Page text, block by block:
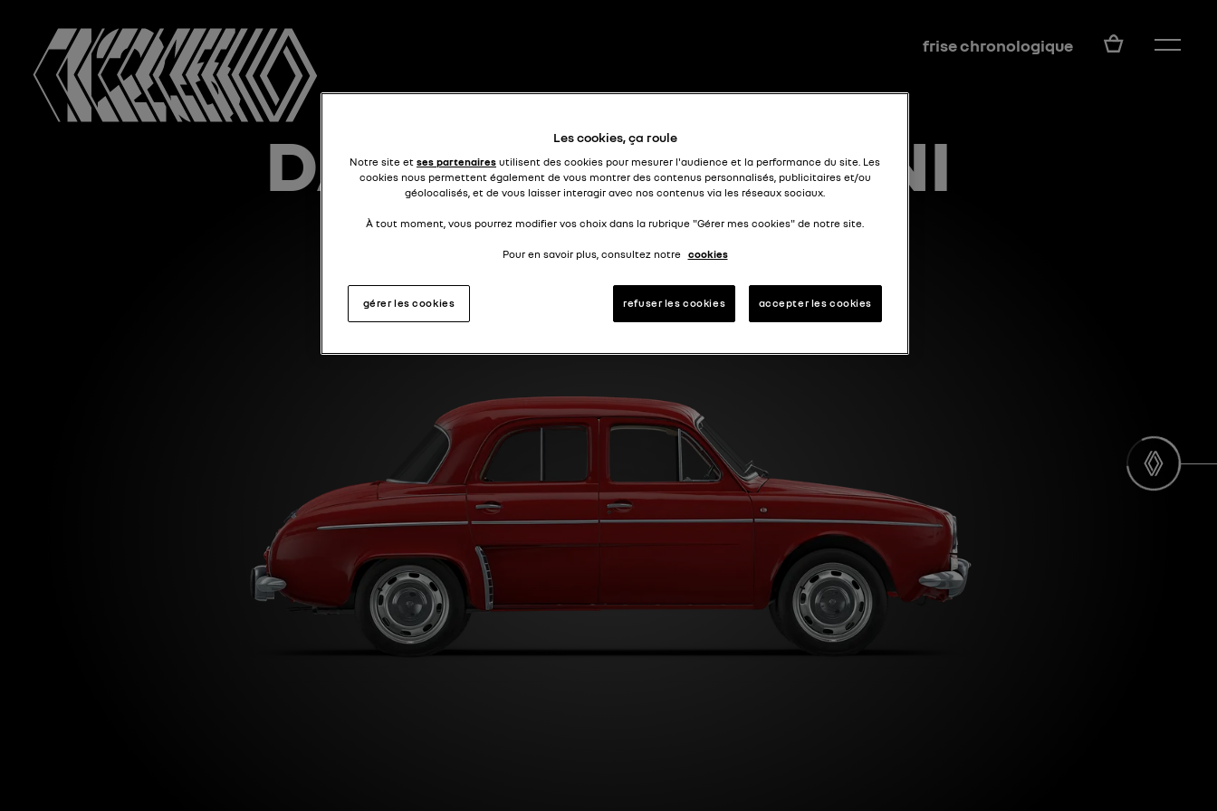
frise chronologique FR
Type A
DAUPHINE GORDINI
Les cookies, ça roule
Notre site et ses partenaires utilisent des cookies pour mesurer l'audience et la performance du site. Les
cookies nous permettent également de vous montrer des contenus personnalisés, publicitaires et/ou
géolocalisés, et de vous laisser interagir avec nos contenus via les réseaux sociaux.
À tout moment, vous pourrez modifier vos choix dans la rubrique "Gérer mes cookies" de notre site.
Pour en savoir plus, consultez notre cookies
gérer les cookies refuser les cookies accepter les cookies